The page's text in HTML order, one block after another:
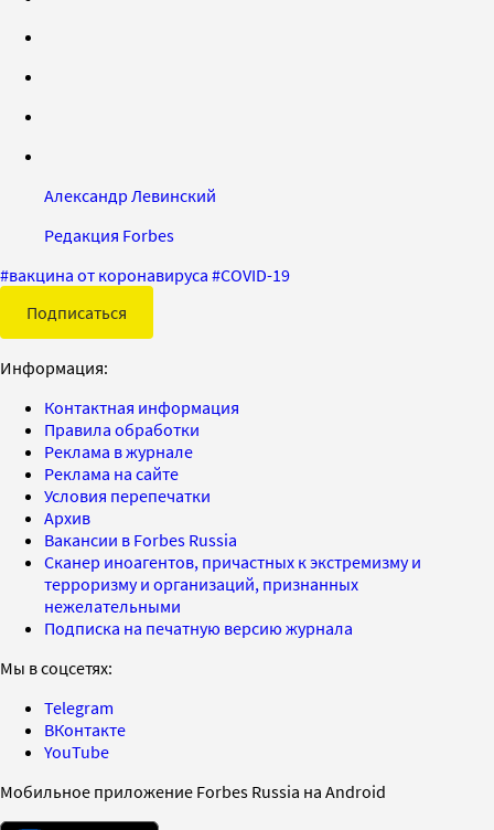
Александр Левинский
Редакция Forbes
#вакцина от коронавируса #COVID-19
Подписаться
Информация:
Контактная информация
Правила обработки
Реклама в журнале
Реклама на сайте
Условия перепечатки
Архив
Вакансии в Forbes Russia
Сканер иноагентов, причастных к экстремизму и
терроризму и организаций, признанных
нежелательными
Подписка на печатную версию журнала
Мы в соцсетях:
Telegram
ВКонтакте
YouTube
Мобильное приложение Forbes Russia на Android